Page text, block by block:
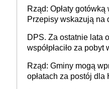
Rząd: Opłaty
Przepisy wskazują na
DPS. Za ostatnie lata
współpłaciło za
Rząd: Gminy mogą
opłatach za postój dla